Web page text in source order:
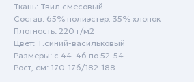
Ткань: Твил смесовый
Состав: 65% полиэстер, 35% хлопок
Плотность: 220 г/м2
Цвет: Т.синий-васильковый
Размеры: с 44-46 по 52-54
Рост, см: 170-176/182-188
Краснодар
+7 (861) 207-24-07
+7 (800) 222-78-13